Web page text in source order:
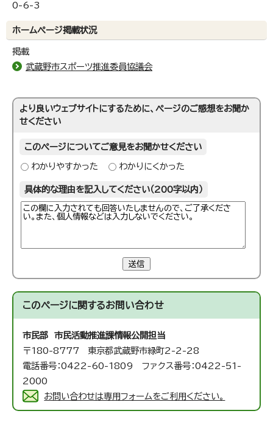
0-6-3
ホームページ掲載状況
掲載
武蔵野市スポーツ推進委員協議会
より良いウェブサイトにするために、ページのご感想をお聞か
せください
このページについてご意見をお聞かせください
わかりやすかった わかりにくかった
具体的な理由を記入してください（200字以内）
送信
このページに関するお問い合わせ
市民部 市民活動推進課情報公開担当
〒180-8777 東京都武蔵野市緑町2-2-28
電話番号：0422-60-1809 ファクス番号：0422-51-
2000
お問い合わせは専用フォームをご利用ください。